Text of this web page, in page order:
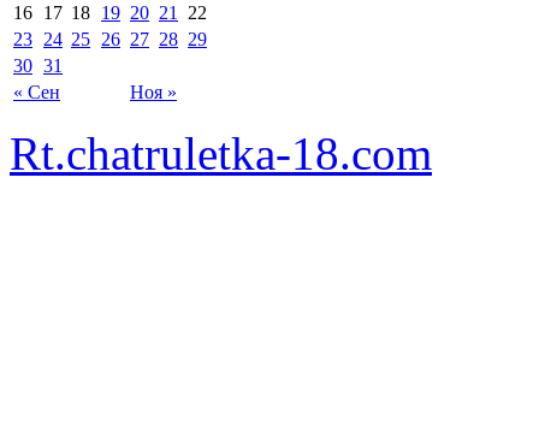
« Сен Ноя »
16 17 18 19 20 21
22
23 24 25 26 27 28 29
30 31
Rt.chatruletka-18.com